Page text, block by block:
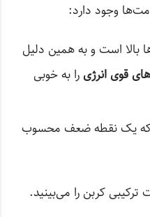
وجود دارد:
بالا است و به همین دلیل
قوی انرژی را به خوبی
که یک نقطه ضعف محسوب
کربن را می‌بینید.